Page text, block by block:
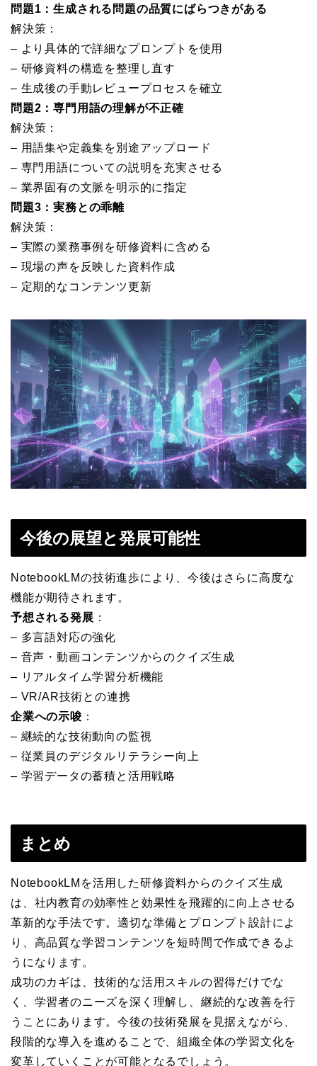
問題1：生成される問題の品質にばらつきがある
解決策：
– より具体的で詳細なプロンプトを使用
– 研修資料の構造を整理し直す
– 生成後の手動レビュープロセスを確立
問題2：専門用語の理解が不正確
解決策：
– 用語集や定義集を別途アップロード
– 専門用語についての説明を充実させる
– 業界固有の文脈を明示的に指定
問題3：実務との乖離
解決策：
– 実際の業務事例を研修資料に含める
– 現場の声を反映した資料作成
– 定期的なコンテンツ更新
今後の展望と発展可能性
NotebookLMの技術進歩により、今後はさらに高度な
機能が期待されます。
予想される発展 ：
– 多言語対応の強化
– 音声・動画コンテンツからのクイズ生成
– リアルタイム学習分析機能
– VR/AR技術との連携
企業への示唆 ：
– 継続的な技術動向の監視
– 従業員のデジタルリテラシー向上
– 学習データの蓄積と活用戦略
まとめ
NotebookLMを活用した研修資料からのクイズ生成
は、社内教育の効率性と効果性を飛躍的に向上させる
革新的な手法です。適切な準備とプロンプト設計によ
り、高品質な学習コンテンツを短時間で作成できるよ
うになります。
成功のカギは、技術的な活用スキルの習得だけでな
く、学習者のニーズを深く理解し、継続的な改善を行
うことにあります。今後の技術発展を見据えながら、
段階的な導入を進めることで、組織全体の学習文化を
変革していくことが可能となるでしょう。